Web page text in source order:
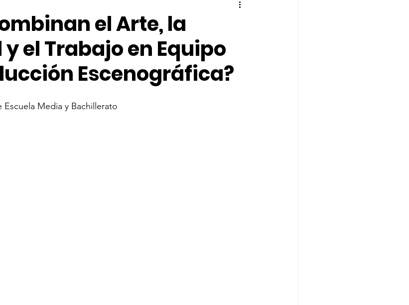
Student Achievements
el Arte, la
el Trabajo en Equipo
Escenográfica?
Media y Bachillerato